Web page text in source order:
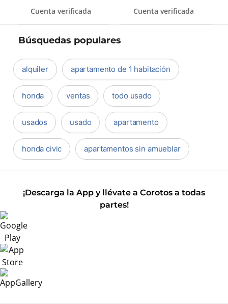
Cuenta verificada Cuenta verificada
Búsquedas populares
alquiler apartamento de 1 habitación
honda ventas todo usado
usados usado apartamento
honda civic apartamentos sin amueblar
¡Descarga la App y llévate a Corotos a todas
partes!